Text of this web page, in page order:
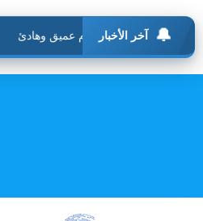
🔔 آخر الأخبار